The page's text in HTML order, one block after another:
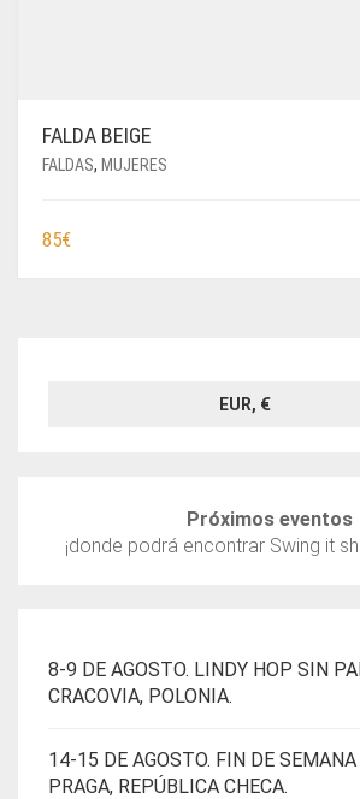
FALDA BEIGE
FALDAS, MUJERES
85€
EUR, €
Próximos eventos
¡donde podrá encontrar Swing it
8-9 DE AGOSTO. LINDY HOP SIN
CRACOVIA, POLONIA.
14-15 DE AGOSTO. FIN DE
PRAGA, REPÚBLICA CHECA.